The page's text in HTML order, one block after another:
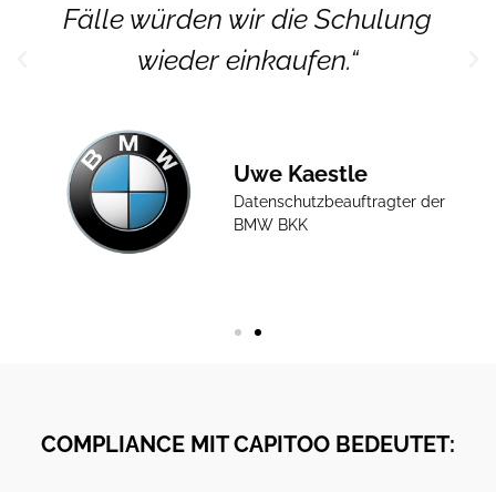
Fälle würden wir die Schulung
wieder einkaufen.“
Uwe Kaestle
Datenschutzbeauftragter der
BMW BKK
COMPLIANCE MIT CAPITOO BEDEUTET: